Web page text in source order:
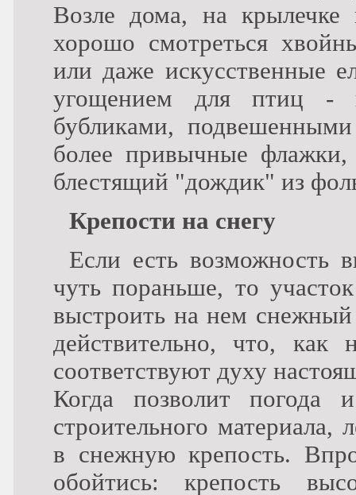
Возле дома, на
хорошо смотреться
или даже искусственные
угощением для птиц -
бубликами,
более привычные
блестящий "дождик" из
Крепости на снегу
Если есть возможность
чуть пораньше, то
выстроить на нем
действительно, что,
соответствуют духу
Когда позволит погода
строительного
в снежную крепость.
обойтись: крепость